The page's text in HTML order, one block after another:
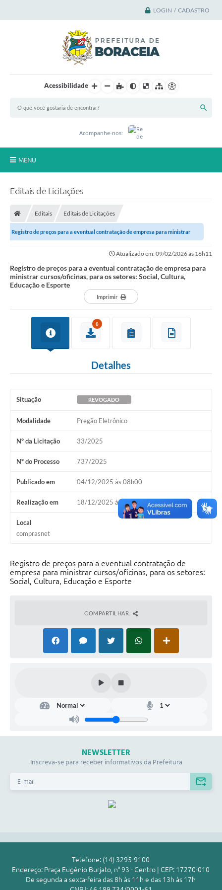
LOGIN / CADASTRO
Acessibilidade
Acompanhe-nos:
MENU
Notícias
Publicações Oficiais
Multimídia
Galeria de Fotos
Editais
Prefeito por um dia
IPTU
Transparência
Atendimento Odontológico
Editais de Licitações
Editais Editais de Licitações
Registro de preços para a eventual contratação de empresa para ministrar
Atualizado em: 09/02/2026 às 16h11
Registro de preços para a eventual contratação de empresa para
ministrar cursos/oficinas, para os setores: Social, Cultura,
Educação e Esporte
Imprimir
8
Detalhes
Situação REVOGADO
Modalidade Pregão Eletrônico
Nº da Licitação 33/2025
Nº do Processo 737/2025
Publicado em 04/12/2025 às 08h00
Realização em 18/12/2025 às 09h00
Local
comprasnet
Registro de preços para a eventual contratação de
empresa para ministrar cursos/oficinas, para os setores:
Social, Cultura, Educação e Esporte
COMPARTILHAR
NEWSLETTER
Inscreva-se para receber informativos da Prefeitura
Telefone: (14) 3295-9100
Endereço: Praça Eugênio Burjato, n° 93 - Centro | CEP: 17270-010
De segunda a sexta-feira das 8h às 11h e das 13h às 17h